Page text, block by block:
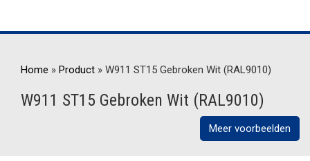
Home » Product » W911 ST15 Gebroken Wit (RAL9010)
W911 ST15 Gebroken Wit (RAL9010)
Meer voorbeelden